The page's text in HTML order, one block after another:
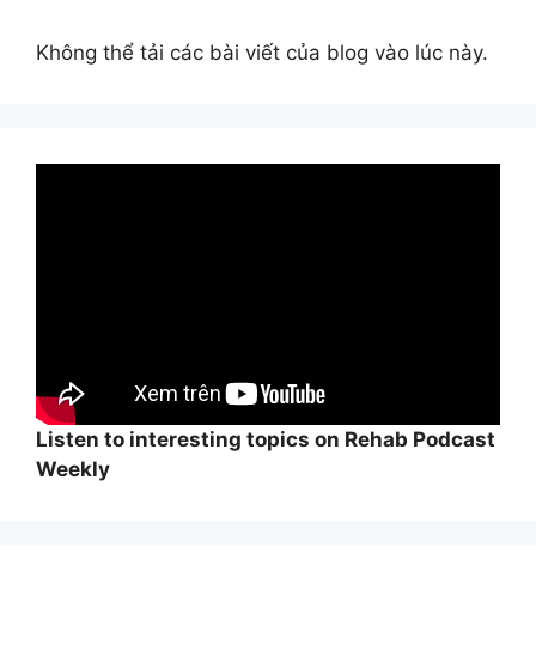
Không thể tải các bài viết của blog vào lúc này.
Listen to interesting topics on Rehab Podcast
Weekly